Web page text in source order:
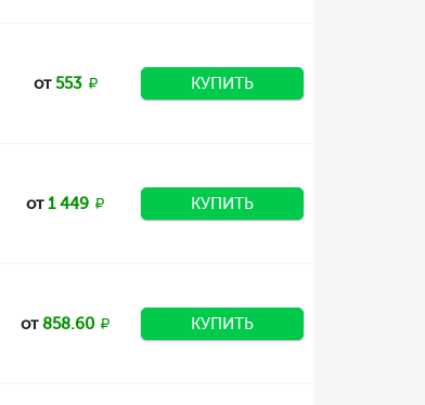
от553 КУПИТЬ
от1 449 КУПИТЬ
от858.60 КУПИТЬ